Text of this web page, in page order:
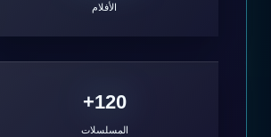
الأفلام
120+
المسلسلات